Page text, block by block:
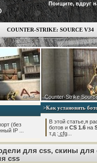
Поищите, вдруг
COUNTER-STRIKE: SOURCE V34
качай... Counter-Strike
(без
IP ...
>Как установить
В этой статье,я
ботов и CS 1.6на
т.д : cfg...
для css, скины
css